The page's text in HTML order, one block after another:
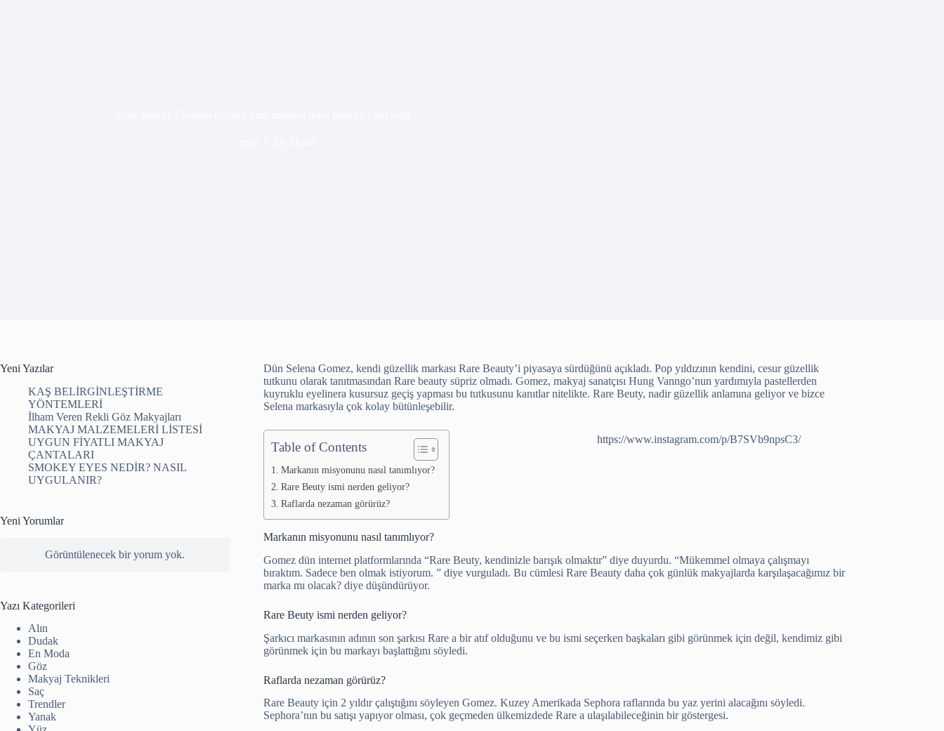
Dün Selena Gomez, kendi güzellik markası Rare Beauty’i piyasaya sürdüğünü açıkladı. Pop yıldızının kendini, cesur güzellik
tutkunu olarak tanıtmasından Rare beauty süpriz olmadı. Gomez, makyaj sanatçısı Hung Vanngo’nun yardımıyla pastellerden
kuyruklu eyelinera kusursuz geçiş yapması bu tutkusunu kanıtlar nitelikte. Rare Beuty, nadir güzellik anlamına geliyor ve bizce
Selena markasıyla çok kolay bütünleşebilir.
https://www.instagram.com/p/B7SVb9npsC3/
Table of Contents
Markanın misyonunu nasıl tanımlıyor?
Rare Beuty ismi nerden geliyor?
Raflarda nezaman görürüz?
Markanın misyonunu nasıl tanımlıyor?
Gomez dün internet platformlarında “Rare Beuty, kendinizle barışık olmaktır” diye duyurdu. “Mükemmel olmaya çalışmayı
bıraktım. Sadece ben olmak istiyorum. ” diye vurguladı. Bu cümlesi Rare Beauty daha çok günlük makyajlarda karşılaşacağımız bir
marka mı olacak? diye düşündürüyor.
Rare Beuty ismi nerden geliyor?
Şarkıcı markasının adının son şarkısı Rare a bir atıf olduğunu ve bu ismi seçerken başkaları gibi görünmek için değil, kendimiz gibi
görünmek için bu markayı başlattığını söyledi.
Raflarda nezaman görürüz?
Rare Beauty için 2 yıldır çalıştığını söyleyen Gomez. Kuzey Amerikada Sephora raflarında bu yaz yerini alacağını söyledi.
Sephora’nın bu satışı yapıyor olması, çok geçmeden ülkemizdede Rare a ulaşılabileceğinin bir göstergesi.
Yeni Yazılar
KAŞ BELİRGİNLEŞTİRME
YÖNTEMLERİ
İlham Veren Rekli Göz Makyajları
MAKYAJ MALZEMELERİ LİSTESİ
UYGUN FİYATLI MAKYAJ
ÇANTALARI
SMOKEY EYES NEDİR? NASIL
UYGULANIR?
Yeni Yorumlar
Görüntülenecek bir yorum yok.
Yazı Kategorileri
Alın
Dudak
En Moda
Göz
Makyaj Teknikleri
Saç
Trendler
Yanak